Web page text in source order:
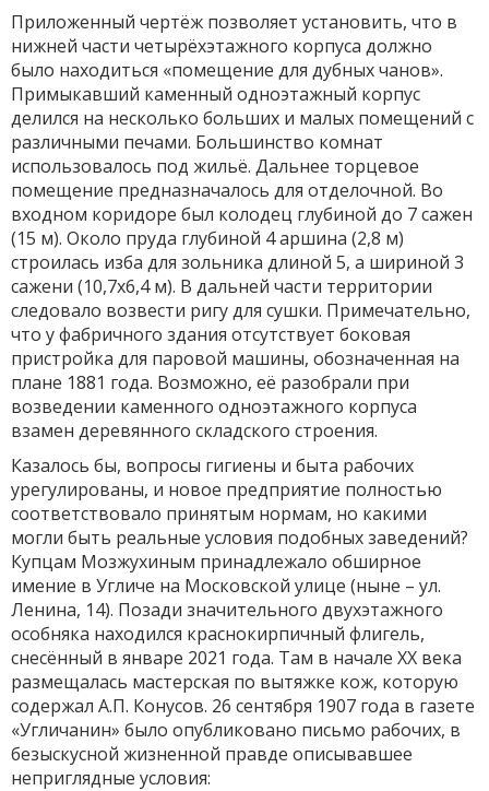
Приложенный чертёж позволяет установить, что в
нижней части четырёхэтажного корпуса должно
было находиться «помещение для дубных чанов».
Примыкавший каменный одноэтажный корпус
делился на несколько больших и малых помещений с
различными печами. Большинство комнат
использовалось под жильё. Дальнее торцевое
помещение предназначалось для отделочной. Во
входном коридоре был колодец глубиной до 7 сажен
(15 м). Около пруда глубиной 4 аршина (2,8 м)
строилась изба для зольника длиной 5, а шириной 3
сажени (10,7х6,4 м). В дальней части территории
следовало возвести ригу для сушки. Примечательно,
что у фабричного здания отсутствует боковая
пристройка для паровой машины, обозначенная на
плане 1881 года. Возможно, её разобрали при
возведении каменного одноэтажного корпуса
взамен деревянного складского строения.
Казалось бы, вопросы гигиены и быта рабочих
урегулированы, и новое предприятие полностью
соответствовало принятым нормам, но какими
могли быть реальные условия подобных заведений?
Купцам Мозжухиным принадлежало обширное
имение в Угличе на Московской улице (ныне – ул.
Ленина, 14). Позади значительного двухэтажного
особняка находился краснокирпичный флигель,
снесённый в январе 2021 года. Там в начале ХХ века
размещалась мастерская по вытяжке кож, которую
содержал А.П. Конусов. 26 сентября 1907 года в газете
«Угличанин» было опубликовано письмо рабочих, в
безыскусной жизненной правде описывавшее
неприглядные условия: